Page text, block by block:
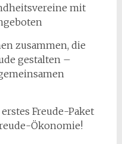
mit
zusammen, die
gestalten –
Freude-Paket
Ökonomie!